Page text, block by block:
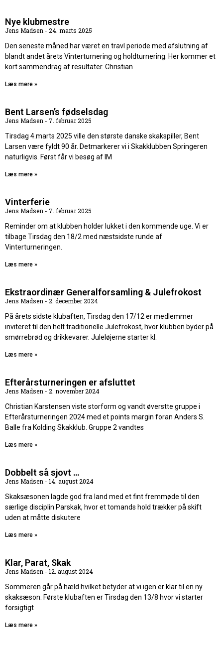
Nye klubmestre
Jens Madsen
24. marts 2025
Den seneste måned har været en travl periode med afslutning af
blandt andet årets Vinterturnering og holdturnering. Her kommer et
kort sammendrag af resultater. Christian
Læs mere »
Bent Larsen’s fødselsdag
Jens Madsen
7. februar 2025
Tirsdag 4.marts 2025 ville den største danske skakspiller, Bent
Larsen være fyldt 90 år. Detmarkerer vi i Skakklubben Springeren
naturligvis. Først får vi besøg af IM
Læs mere »
Vinterferie
Jens Madsen
7. februar 2025
Reminder om at klubben holder lukket i den kommende uge. Vi er
tilbage Tirsdag den 18/2 med næstsidste runde af
Vinterturneringen.
Læs mere »
Ekstraordinær Generalforsamling & Julefrokost
Jens Madsen
2. december 2024
På årets sidste klubaften, Tirsdag den 17/12 er medlemmer
inviteret til den helt traditionelle Julefrokost, hvor klubben byder på
smørrebrød og drikkevarer. Juleløjerne starter kl.
Læs mere »
Efterårsturneringen er afsluttet
Jens Madsen
2. november 2024
Christian Karstensen viste storform og vandt øverstte gruppe i
Efterårsturneringen 2024 med et points margin foran Anders S.
Balle fra Kolding Skakklub. Gruppe 2 vandtes
Læs mere »
Dobbelt så sjovt …
Jens Madsen
14. august 2024
Skaksæsonen lagde god fra land med et fint fremmøde til den
særlige disciplin Parskak, hvor et tomands hold trækker på skift
uden at måtte diskutere
Læs mere »
Klar, Parat, Skak
Jens Madsen
12. august 2024
Sommeren går på hæld hvilket betyder at vi igen er klar til en ny
skaksæson. Første klubaften er Tirsdag den 13/8 hvor vi starter
forsigtigt
Læs mere »